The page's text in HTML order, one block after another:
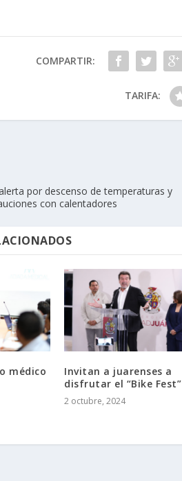
COMPARTIR:
TARIFA:
por descenso de temperaturas y
con calentadores
médico
Invitan a juarenses a
disfrutar el “Bike Fest”
2 octubre, 2024